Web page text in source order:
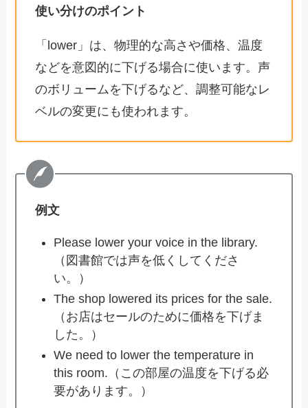
使い分けのポイント
「lower」は、物理的な高さや価格、温度
などを意図的に下げる場合に使います。声
のボリュームを下げるなど、調整可能なレ
ベルの変更にも使われます。
例文
Please lower your voice in the library.
（図書館では声を低くしてくださ
い。）
The shop lowered its prices for the sale.
（お店はセールのために価格を下げま
した。）
We need to lower the temperature in
this room.（この部屋の温度を下げる必
要があります。）